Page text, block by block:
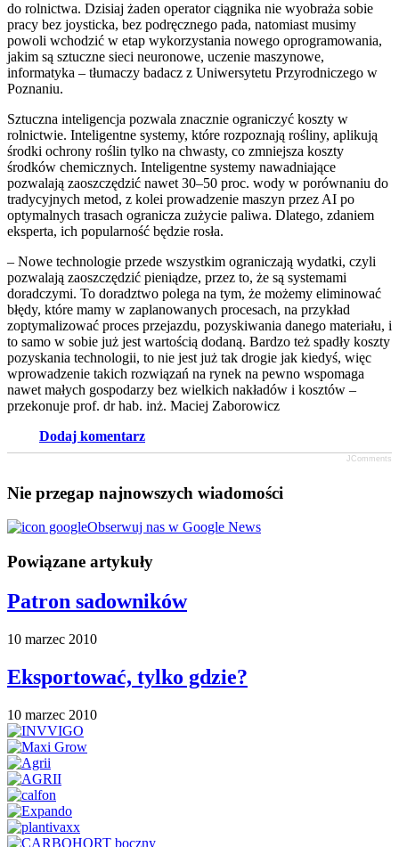
do rolnictwa. Dzisiaj żaden operator ciągnika nie wyobraża sobie
pracy bez joysticka, bez podręcznego pada, natomiast musimy
powoli wchodzić w etap wykorzystania nowego oprogramowania,
jakim są sztuczne sieci neuronowe, uczenie maszynowe,
informatyka – tłumaczy badacz z Uniwersytetu Przyrodniczego w
Poznaniu.
Sztuczna inteligencja pozwala znacznie ograniczyć koszty w
rolnictwie. Inteligentne systemy, które rozpoznają rośliny, aplikują
środki ochrony roślin tylko na chwasty, co zmniejsza koszty
środków chemicznych. Inteligentne systemy nawadniające
pozwalają zaoszczędzić nawet 30–50 proc. wody w porównaniu do
tradycyjnych metod, z kolei prowadzenie maszyn przez AI po
optymalnych trasach ogranicza zużycie paliwa. Dlatego, zdaniem
eksperta, ich popularność będzie rosła.
– Nowe technologie przede wszystkim ograniczają wydatki, czyli
pozwalają zaoszczędzić pieniądze, przez to, że są systemami
doradczymi. To doradztwo polega na tym, że możemy eliminować
błędy, które mamy w zaplanowanych procesach, na przykład
zoptymalizować proces przejazdu, pozyskiwania danego materiału, i
to samo w sobie już jest wartością dodaną. Bardzo też spadły koszty
pozyskania technologii, to nie jest już tak drogie jak kiedyś, więc
wprowadzenie takich rozwiązań na rynek na pewno wspomaga
nawet małych gospodarzy bez wielkich nakładów i kosztów –
przekonuje prof. dr hab. inż. Maciej Zaborowicz
Dodaj komentarz
JComments
Nie przegap najnowszych wiadomości
Obserwuj nas w Google News
Powiązane artykuły
Patron sadowników
10 marzec 2010
Eksportować, tylko gdzie?
10 marzec 2010